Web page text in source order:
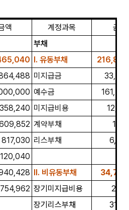
액 계정과목
금액
부채
I. 유동부채
미지급금
예수금
미지급비용
계약부채
817,030 리스부채
120,040
II. 비유동부채
754,962 장기미지급비용
장기리스부채